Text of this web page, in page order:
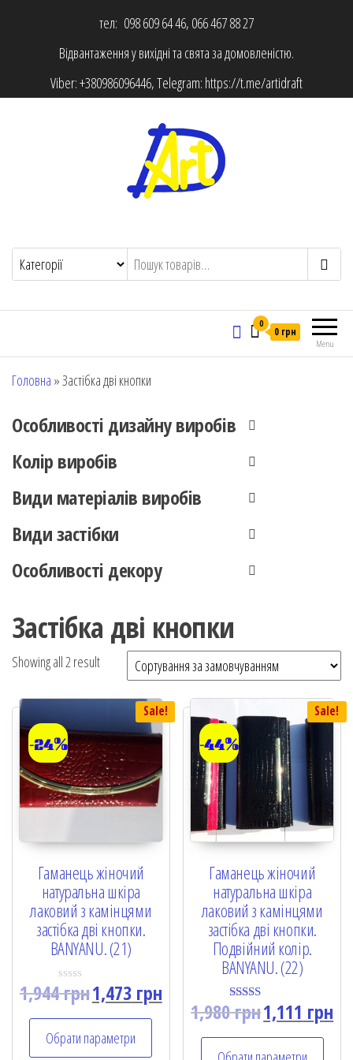
тел: 098 609 64 46, 066 467 88 27
Відвантаження у вихідні та свята за домовленістю.
Viber:+380986096446, Telegram: https://t.me/artidraft
Menu
0
0 грн
Головна »Застібка дві кнопки
Особливості дизайну виробів
Колір виробів
Види матеріалів виробів
Види застібки
Особливості декору
Застібка дві кнопки
Showing all 2 result
Sale!
-24%
Гаманець жіночий
натуральна шкіра
лаковий з камінцями
застібка дві кнопки.
BANYANU. (21)
R
a
d
0
1,944грн1,473грн
Обрати параметри
Sale!
-44%
Гаманець жіночий
натуральна шкіра
лаковий з камінцями
застібка дві кнопки.
Подвійний колір.
BANYANU. (22)
Rated
5.00
1,980грн1,111 грн